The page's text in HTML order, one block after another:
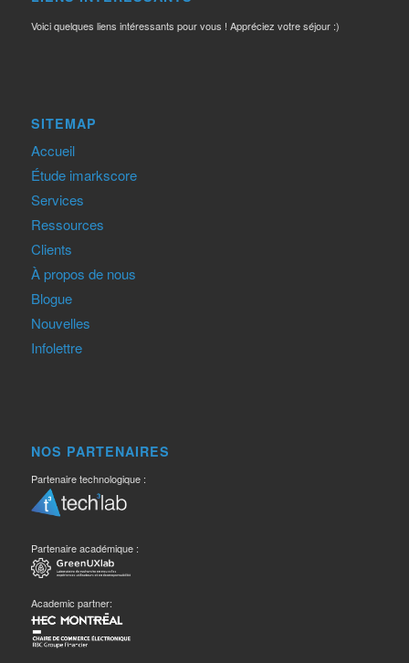
Voici quelques liens intéressants pour vous ! Appréciez votre séjour :)
SITEMAP
Accueil
Étude imarkscore
Services
Ressources
Clients
À propos de nous
Blogue
Nouvelles
Infolettre
NOS PARTENAIRES
Partenaire technologique :
Partenaire académique :
Academic partner: